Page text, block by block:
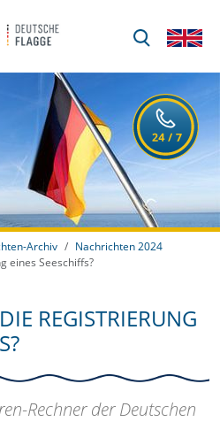
Archiv
Nachrichten 2024
eines Seeschiffs?
REGISTRIERUNG
Rechner der Deutschen